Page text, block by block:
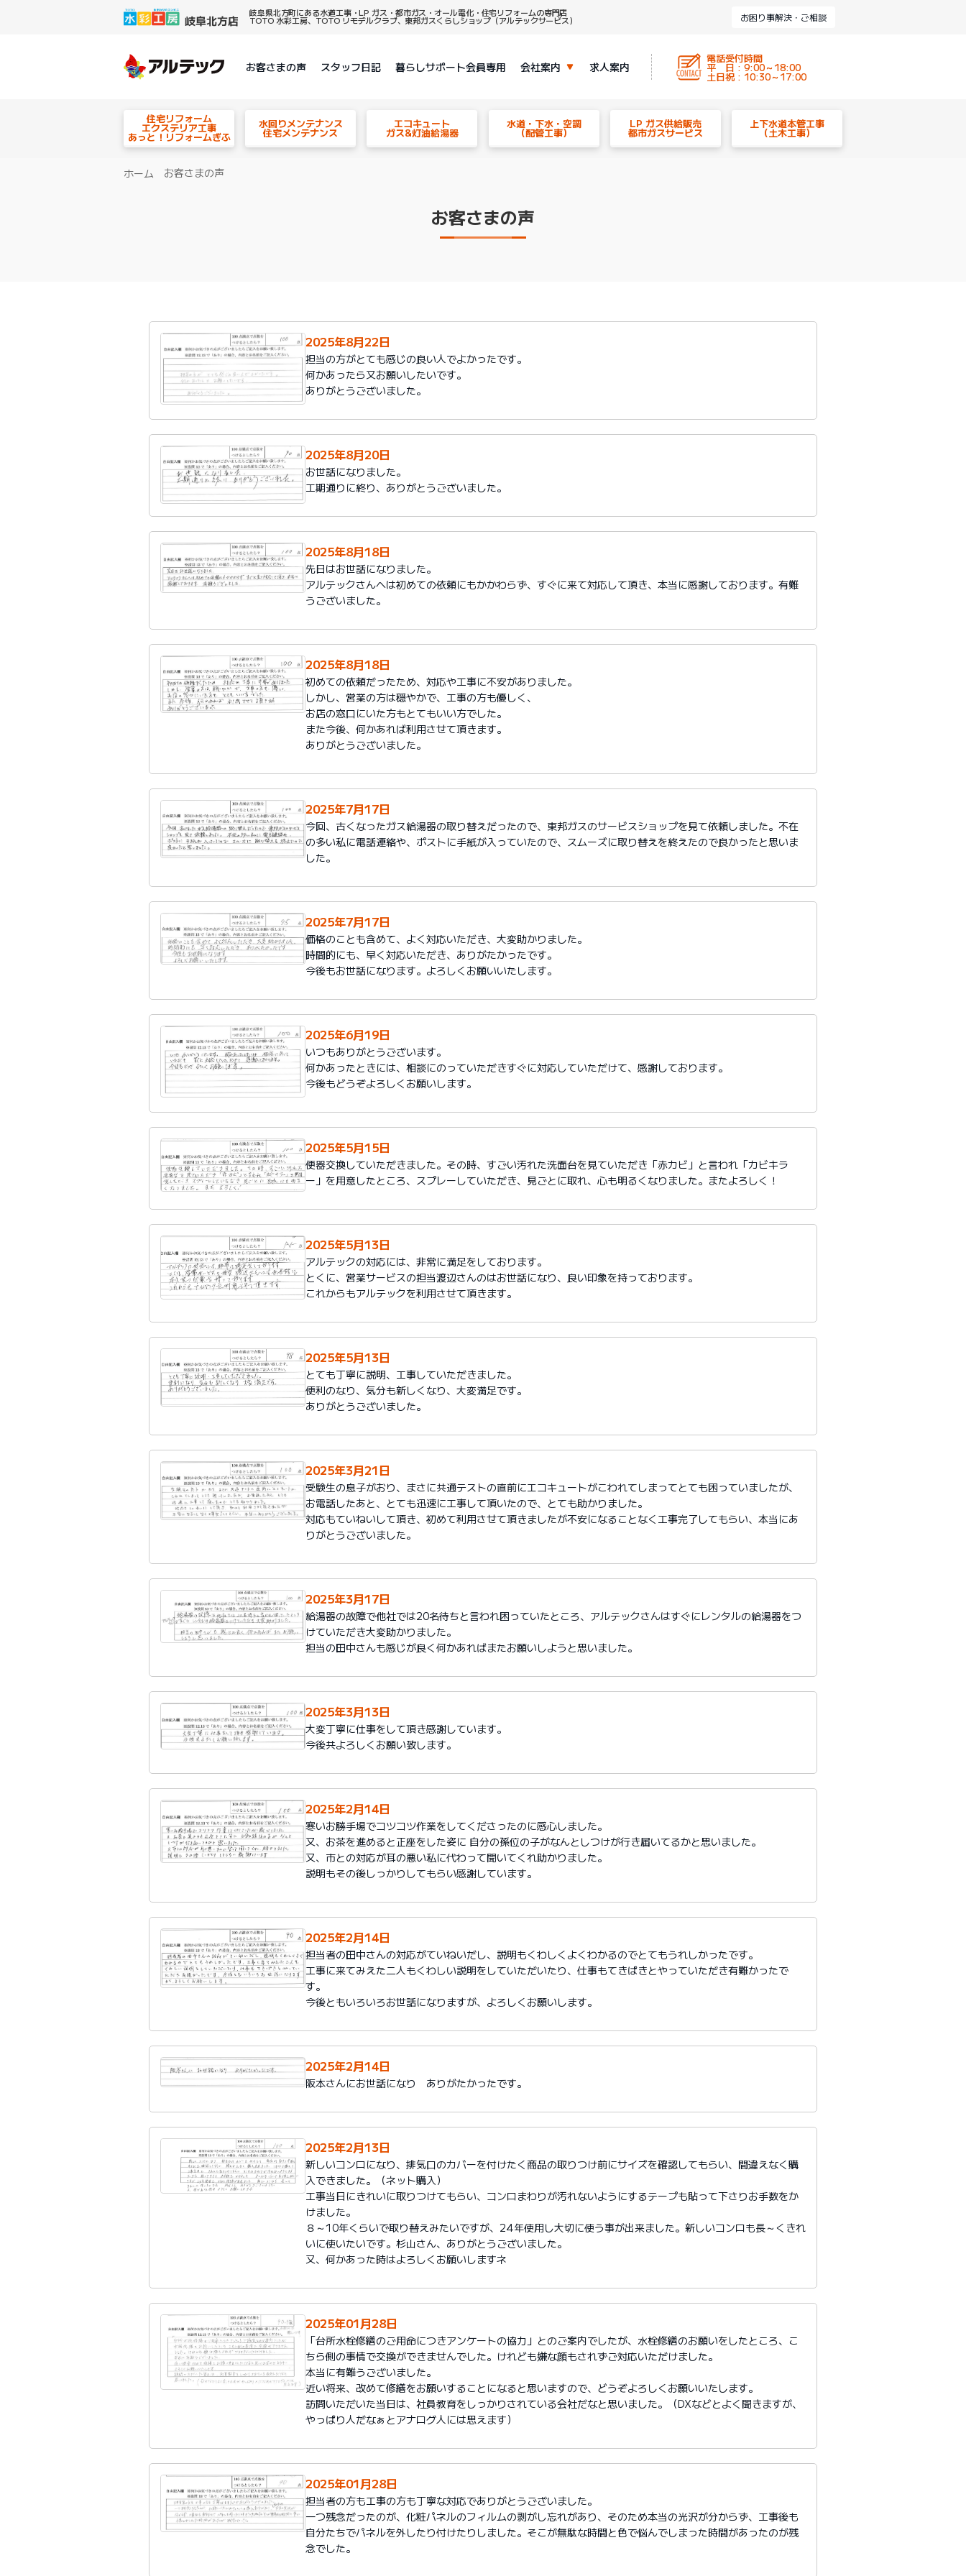
岐阜県北方町にある水道工事・LP ガス・都市ガス・オール電化・住宅リフォームの専門店
TOTO 水彩工房、TOTO リモデルクラブ、東邦ガスくらしショップ（アルテックサービス） お困り事解決・ご相談
お客さまの声 スタッフ日記 暮らしサポート会員専用 会社案内 求人案内
電話受付時間
平 日 : 9:00～18:00
土日祝 : 10:30～17:00
住宅リフォーム
エクステリア工事
あっと！リフォームぎふ
水回りメンテナンス
住宅メンテナンス
エコキュート
ガス&灯油給湯器
水道・下水・空調
（配管工事）
LP ガス供給販売
都市ガスサービス
上下水道本管工事
（土木工事）
ホーム お客さまの声
お客さまの声
2025年8月22日
担当の方がとても感じの良い人でよかったです。
何かあったら又お願いしたいです。
ありがとうございました。
2025年8月20日
お世話になりました。
工期通りに終り、ありがとうございました。
2025年8月18日
先日はお世話になりました。
アルテックさんへは初めての依頼にもかかわらず、すぐに来て対応して頂き、本当に感謝しております。有難
うございました。
2025年8月18日
初めての依頼だったため、対応や工事に不安がありました。
しかし、営業の方は穏やかで、工事の方も優しく、
お店の窓口にいた方もとてもいい方でした。
また今後、何かあれば利用させて頂きます。
ありがとうございました。
2025年7月17日
今回、古くなったガス給湯器の取り替えだったので、東邦ガスのサービスショップを見て依頼しました。不在
の多い私に電話連絡や、ポストに手紙が入っていたので、スムーズに取り替えを終えたので良かったと思いま
した。
2025年7月17日
価格のことも含めて、よく対応いただき、大変助かりました。
時間的にも、早く対応いただき、ありがたかったです。
今後もお世話になります。よろしくお願いいたします。
2025年6月19日
いつもありがとうございます。
何かあったときには、相談にのっていただきすぐに対応していただけて、感謝しております。
今後もどうぞよろしくお願いします。
2025年5月15日
便器交換していただきました。その時、すごい汚れた洗面台を見ていただき「赤カビ」と言われ「カビキラ
ー」を用意したところ、スプレーしていただき、見ごとに取れ、心も明るくなりました。またよろしく！
2025年5月13日
アルテックの対応には、非常に満足をしております。
とくに、営業サービスの担当渡辺さんのはお世話になり、良い印象を持っております。
これからもアルテックを利用させて頂きます。
2025年5月13日
とても丁寧に説明、工事していただきました。
便利のなり、気分も新しくなり、大変満足です。
ありがとうございました。
2025年3月21日
受験生の息子がおり、まさに共通テストの直前にエコキュートがこわれてしまってとても困っていましたが、
お電話したあと、とても迅速に工事して頂いたので、とても助かりました。
対応もていねいして頂き、初めて利用させて頂きましたが不安になることなく工事完了してもらい、本当にあ
りがとうございました。
2025年3月17日
給湯器の故障で他社では20名待ちと言われ困っていたところ、アルテックさんはすぐにレンタルの給湯器をつ
けていただき大変助かりました。
担当の田中さんも感じが良く何かあればまたお願いしようと思いました。
2025年3月13日
大変丁寧に仕事をして頂き感謝しています。
今後共よろしくお願い致します。
2025年2月14日
寒いお勝手場でコツコツ作業をしてくださったのに感心しました。
又、お茶を進めると正座をした姿に 自分の孫位の子がなんとしつけが行き届いてるかと思いました。
又、市との対応が耳の悪い私に代わって聞いてくれ助かりました。
説明もその後しっかりしてもらい感謝しています。
2025年2月14日
担当者の田中さんの対応がていねいだし、説明もくわしくよくわかるのでとてもうれしかったです。
工事に来てみえた二人もくわしい説明をしていただいたり、仕事もてきぱきとやっていただき有難かったで
す。
今後ともいろいろお世話になりますが、よろしくお願いします。
2025年2月14日
阪本さんにお世話になり ありがたかったです。
2025年2月13日
新しいコンロになり、排気口のカバーを付けたく商品の取りつけ前にサイズを確認してもらい、間違えなく購
入できました。（ネット購入）
工事当日にきれいに取りつけてもらい、コンロまわりが汚れないようにするテープも貼って下さりお手数をか
けました。
８～10年くらいで取り替えみたいですが、24年使用し大切に使う事が出来ました。新しいコンロも長～くきれ
いに使いたいです。杉山さん、ありがとうございました。
又、何かあった時はよろしくお願いしますネ
2025年01月28日
「台所水栓修繕のご用命につきアンケートの協力」とのご案内でしたが、水栓修繕のお願いをしたところ、こ
ちら側の事情で交換ができませんでした。けれども嫌な顔もされずご対応いただけました。
本当に有難うございました。
近い将来、改めて修繕をお願いすることになると思いますので、どうぞよろしくお願いいたします。
訪問いただいた当日は、社員教育をしっかりされている会社だなと思いました。（DXなどとよく聞きますが、
やっぱり人だなぁとアナログ人には思えます）
2025年01月28日
担当者の方も工事の方も丁寧な対応でありがとうございました。
一つ残念だったのが、化粧パネルのフィルムの剥がし忘れがあり、そのため本当の光沢が分からず、工事後も
自分たちでパネルを外したり付けたりしました。そこが無駄な時間と色で悩んでしまった時間があったのが残
念でした。